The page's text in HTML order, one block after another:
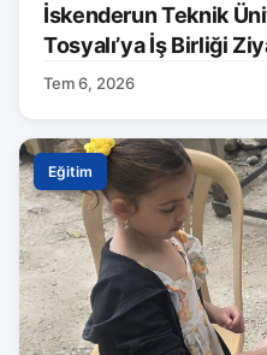
İskenderun Teknik
Tosyalı’ya İş Birliği
Tem 6, 2026
Eğitim